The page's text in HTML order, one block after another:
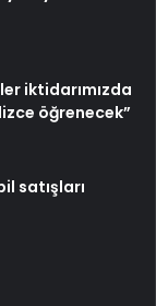
iktidarımızda
öğrenecek”
satışları